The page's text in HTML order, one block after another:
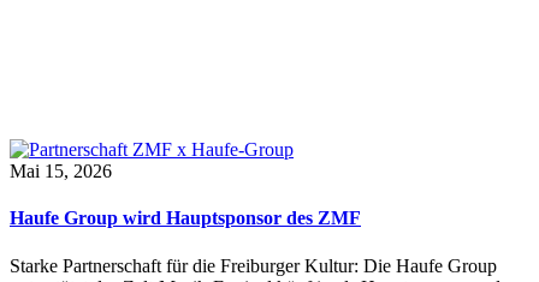
Mai 15, 2026
Haufe Group wird Hauptsponsor des ZMF
Starke Partnerschaft für die Freiburger Kultur: Die Haufe Group